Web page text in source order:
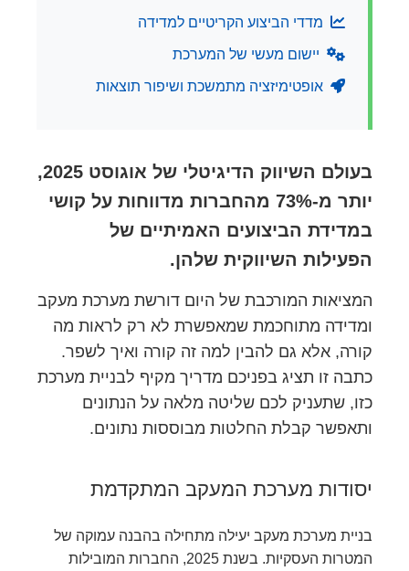
מדדי הביצוע הקריטיים למדידה
יישום מעשי של המערכת
אופטימיזציה מתמשכת ושיפור תוצאות
בעולם השיווק הדיגיטלי של אוגוסט 2025,
יותר מ-73% מהחברות מדווחות על קושי
במדידת הביצועים האמיתיים של
הפעילות השיווקית שלהן.
המציאות המורכבת של היום דורשת מערכת מעקב
ומדידה מתוחכמת שמאפשרת לא רק לראות מה
קורה, אלא גם להבין למה זה קורה ואיך לשפר.
כתבה זו תציג בפניכם מדריך מקיף לבניית מערכת
כזו, שתעניק לכם שליטה מלאה על הנתונים
ותאפשר קבלת החלטות מבוססות נתונים.
יסודות מערכת המעקב המתקדמת
בניית מערכת מעקב יעילה מתחילה בהבנה עמוקה של
המטרות העסקיות. בשנת 2025, החברות המובילות